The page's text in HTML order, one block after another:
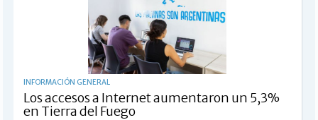
INFORMACIÓN GENERAL
Los accesos a Internet aumentaron un 5,3%
en Tierra del Fuego